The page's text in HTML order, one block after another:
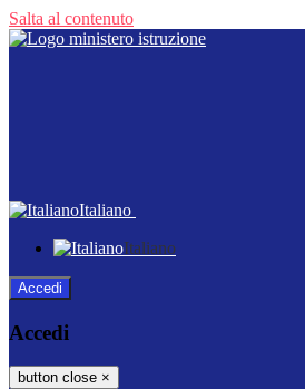
Salta al contenuto
Italiano
Italiano
Accedi
Accedi
button close ×